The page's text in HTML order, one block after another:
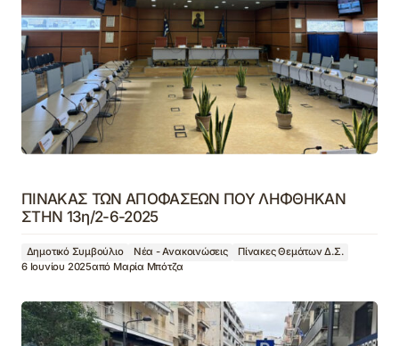
ΠΙΝΑΚΑΣ ΤΩΝ ΑΠΟΦΑΣΕΩΝ ΠΟΥ ΛΗΦΘΗΚΑΝ
ΣΤΗΝ 13η/2-6-2025
Δημοτικό Συμβούλιο Νέα - Ανακοινώσεις
Πίνακες Θεμάτων Δ.Σ.
6 Ιουνίου 2025από Μαρία Μπότζα